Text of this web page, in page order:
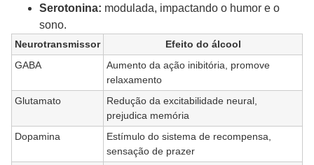
Serotonina: modulada, impactando o humor e o
sono.
Neurotransmissor
Efeito do álcool
GABA
Aumento da ação inibitória, promove
relaxamento
Glutamato
Redução da excitabilidade neural,
prejudica memória
Dopamina
Estímulo do sistema de recompensa,
sensação de prazer